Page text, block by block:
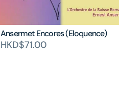
Ansermet Encores (Eloquence)
HKD$71.00